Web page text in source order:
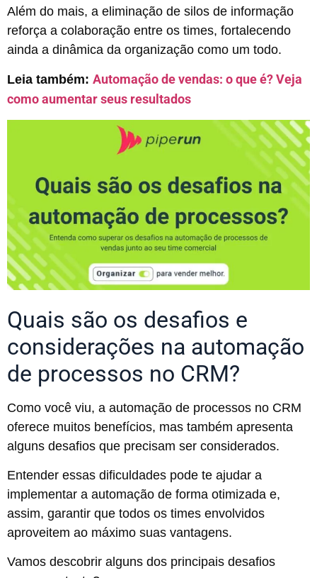
Além do mais, a eliminação de silos de informação
reforça a colaboração entre os times, fortalecendo
ainda a dinâmica da organização como um todo.
Leia também: Automação de vendas: o que é? Veja
como aumentar seus resultados
Quais são os desafios e
considerações na automação
de processos no CRM?
Como você viu, a automação de processos no CRM
oferece muitos benefícios, mas também apresenta
alguns desafios que precisam ser considerados.
Entender essas dificuldades pode te ajudar a
implementar a automação de forma otimizada e,
assim, garantir que todos os times envolvidos
aproveitem ao máximo suas vantagens.
Vamos descobrir alguns dos principais desafios